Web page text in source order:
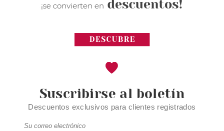
Suscribirse al boletín
Descuentos exclusivos para clientes registrados